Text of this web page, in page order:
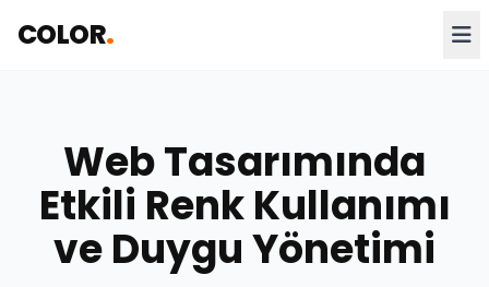
COLOR.
Web Tasarımında
Etkili Renk Kullanımı
ve Duygu Yönetimi